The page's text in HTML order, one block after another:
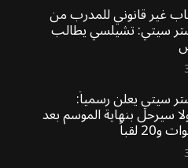
غير قانوني للمدرب من
سيتي: تشيلسي يطالب
سيتي يعلن رسمياً:
سيرحل بنهاية الموسم بعد